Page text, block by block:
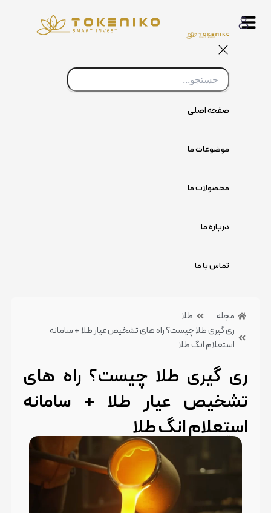
صفحه اصلی
موضوعات ما
محصولات ما
درباره ما
تماس با ما
مجله
طلا
ری گیری طلا چیست؟ راه های تشخیص عیار طلا + سامانه
استعلام انگ طلا
ری گیری طلا چیست؟ راه های
تشخیص عیار طلا + سامانه
استعلام انگ طلادسته بندی:طلا